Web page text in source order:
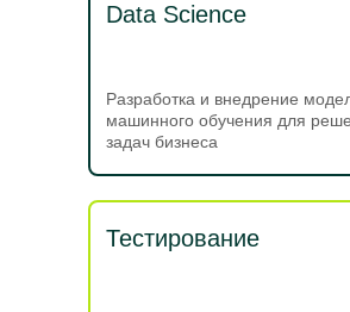
Data Science
Разработка и внедрение
машинного обучения для
задач бизнеса
Тестирование